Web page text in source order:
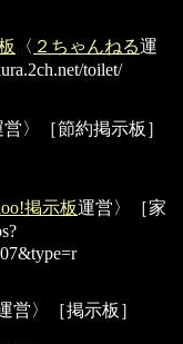
〈 ２ちゃんねる運
toilet/
営〉［節約掲示板］
掲示板運営〉［家
営〉［掲示板］